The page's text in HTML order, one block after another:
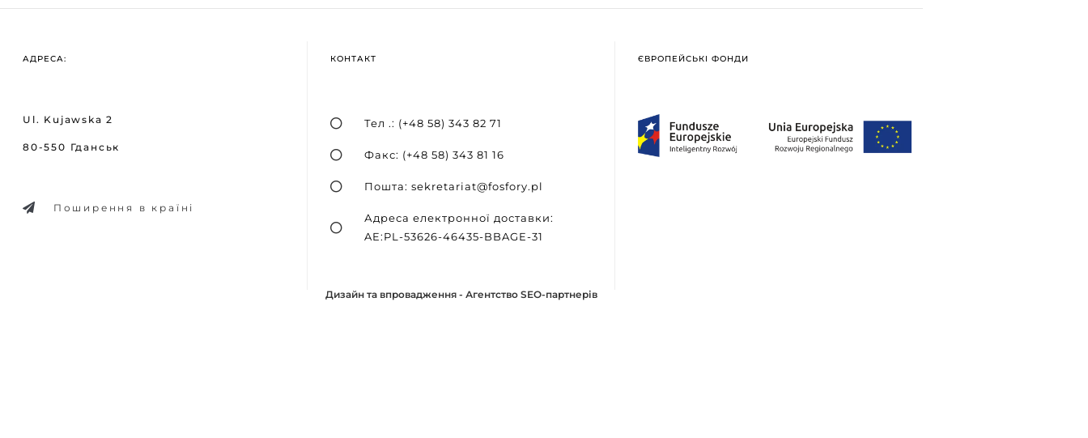
АДРЕСА:
Ul. Kujawska 2
80-550 Гданськ
Поширення в країні
КОНТАКТ
Тел .: (+48 58) 343 82 71
Факс: (+48 58) 343 81 16
Пошта: sekretariat@fosfory.pl
Адреса електронної доставки:
AE:PL-53626-46435-BBAGE-31
ЄВРОПЕЙСЬКІ ФОНДИ
Дизайн та впровадження - Агентство SEO-партнерів